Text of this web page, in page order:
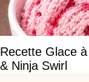
Recette Glace
& Ninja Swirl